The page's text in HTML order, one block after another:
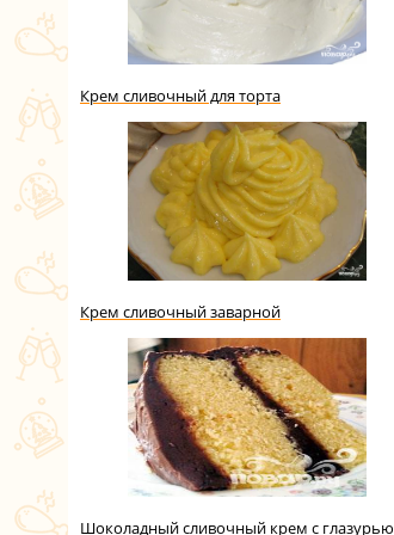
Крем сливочный для торта
Крем сливочный заварной
Шоколадный сливочный крем с глазурью